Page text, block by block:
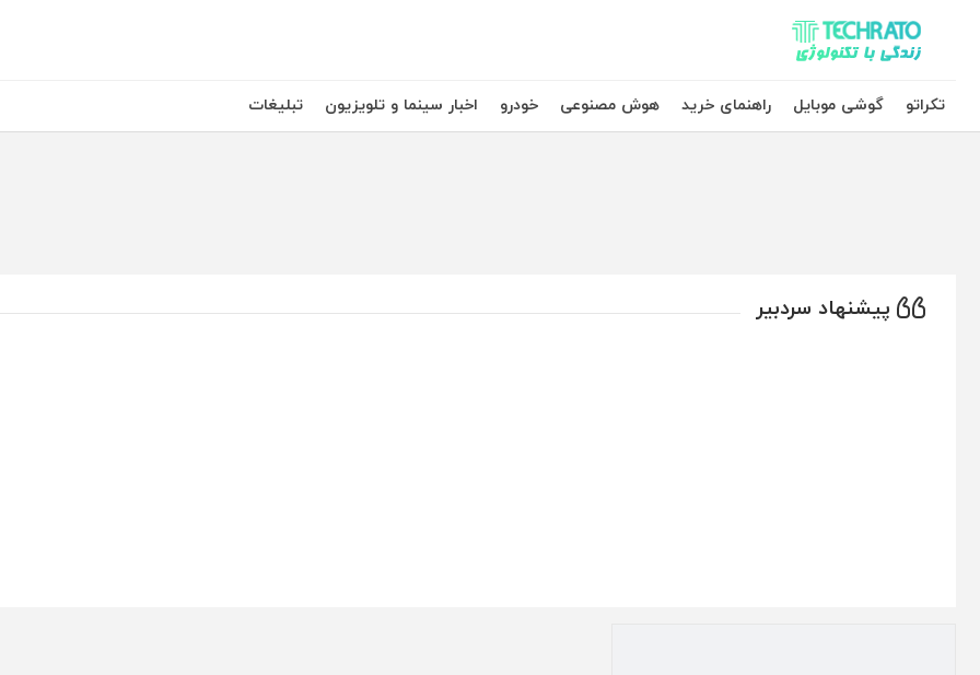
تکراتو – زندگی با تکنولوژی
تکراتو گوشی موبایل راهنمای خرید هوش مصنوعی خودرو اخبار سینما و تلویزیون تبلیغات
پیشنهاد سردبیر